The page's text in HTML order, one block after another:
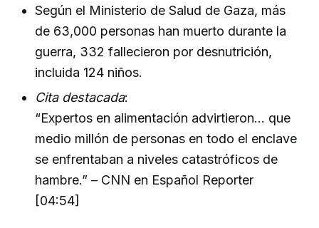
Según el Ministerio de Salud de Gaza, más
de 63,000 personas han muerto durante la
guerra, 332 fallecieron por desnutrición,
incluida 124 niños.
Cita destacada:
“Expertos en alimentación advirtieron... que
medio millón de personas en todo el enclave
se enfrentaban a niveles catastróficos de
hambre.” – CNN en Español Reporter
[04:54]